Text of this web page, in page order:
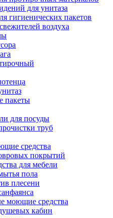
для унитаза
гигиенических пакетов
воздуха
пакеты
для посуды
труб
средства
покрытий
для мебели
пола
плесени
моющие средства
кабин